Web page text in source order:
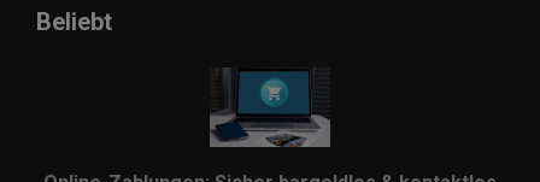
Beliebt